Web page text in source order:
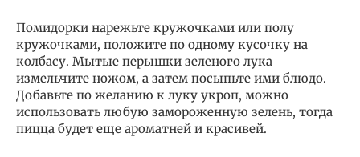
Помидорки нарежьте кружочками или полу
кружочками, положите по одному кусочку на
колбасу. Мытые перышки зеленого лука
измельчите ножом, а затем посыпьте ими блюдо.
Добавьте по желанию к луку укроп, можно
использовать любую замороженную зелень, тогда
пицца будет еще ароматней и красивей.